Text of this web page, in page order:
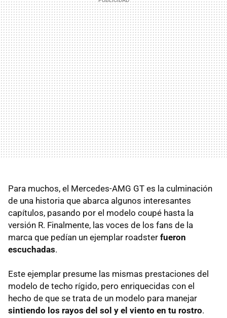
Para muchos, el Mercedes-AMG GT es la culminación
de una historia que abarca algunos interesantes
capítulos, pasando por el modelo coupé hasta la
versión R. Finalmente, las voces de los fans de la
marca que pedían un ejemplar roadster fueron
escuchadas.
Este ejemplar presume las mismas prestaciones del
modelo de techo rígido, pero enriquecidas con el
hecho de que se trata de un modelo para manejar
sintiendo los rayos del sol y el viento en tu rostro.